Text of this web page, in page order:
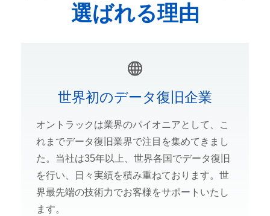
選ばれる理由
世界初のデータ復旧企業
オントラックは業界のパイオニアとして、こ
れまでデータ復旧業界で注目を集めてきまし
た。当社は35年以上、世界各国でデータ復旧
を行い、日々実績を積み重ねております。世
界最先端の技術力でお客様をサポートいたし
ます。